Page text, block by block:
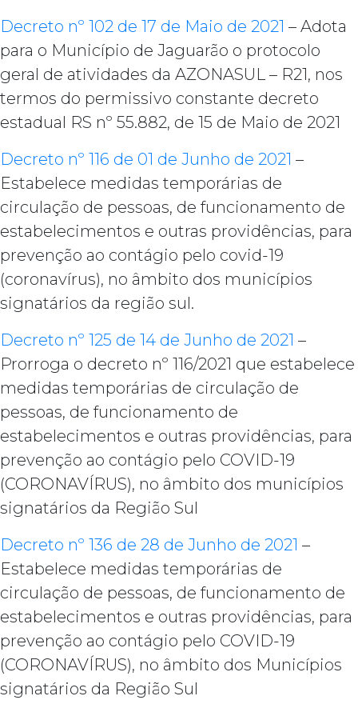
Decreto nº 102 de 17 de Maio de 2021 – Adota
para o Município de Jaguarão o protocolo
geral de atividades da AZONASUL – R21, nos
termos do permissivo constante decreto
estadual RS nº 55.882, de 15 de Maio de 2021
Decreto nº 116 de 01 de Junho de 2021 –
Estabelece medidas temporárias de
circulação de pessoas, de funcionamento de
estabelecimentos e outras providências, para
prevenção ao contágio pelo covid-19
(coronavírus), no âmbito dos municípios
signatários da região sul.
Decreto nº 125 de 14 de Junho de 2021 –
Prorroga o decreto nº 116/2021 que estabelece
medidas temporárias de circulação de
pessoas, de funcionamento de
estabelecimentos e outras providências, para
prevenção ao contágio pelo COVID-19
(CORONAVÍRUS), no âmbito dos municípios
signatários da Região Sul
Decreto nº 136 de 28 de Junho de 2021 –
Estabelece medidas temporárias de
circulação de pessoas, de funcionamento de
estabelecimentos e outras providências, para
prevenção ao contágio pelo COVID-19
(CORONAVÍRUS), no âmbito dos Municípios
signatários da Região Sul